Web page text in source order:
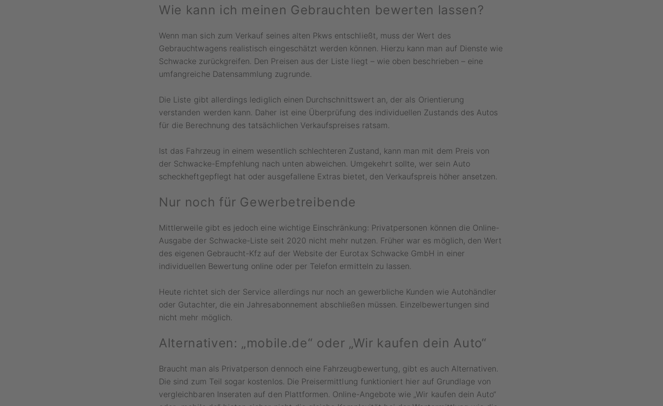
Wie kann ich meinen Gebrauchten bewerten lassen?
Wenn man sich zum Verkauf seines alten Pkws entschließt, muss der Wert des
Gebrauchtwagens realistisch eingeschätzt werden können. Hierzu kann man auf Dienste wie
Schwacke zurückgreifen. Den Preisen aus der Liste liegt – wie oben beschrieben – eine
umfangreiche Datensammlung zugrunde.
Die Liste gibt allerdings lediglich einen Durchschnittswert an, der als Orientierung
verstanden werden kann. Daher ist eine Überprüfung des individuellen Zustands des Autos
für die Berechnung des tatsächlichen Verkaufspreises ratsam.
Ist das Fahrzeug in einem wesentlich schlechteren Zustand, kann man mit dem Preis von
der Schwacke-Empfehlung nach unten abweichen. Umgekehrt sollte, wer sein Auto
scheckheftgepflegt hat oder ausgefallene Extras bietet, den Verkaufspreis höher ansetzen.
Nur noch für Gewerbetreibende
Mittlerweile gibt es jedoch eine wichtige Einschränkung: Privatpersonen können die Online-
Ausgabe der Schwacke-Liste seit 2020 nicht mehr nutzen. Früher war es möglich, den Wert
des eigenen Gebraucht-Kfz auf der Website der Eurotax Schwacke GmbH in einer
individuellen Bewertung online oder per Telefon ermitteln zu lassen.
Heute richtet sich der Service allerdings nur noch an gewerbliche Kunden wie Autohändler
oder Gutachter, die ein Jahresabonnement abschließen müssen. Einzelbewertungen sind
nicht mehr möglich.
Alternativen: „mobile.de“ oder „Wir kaufen dein Auto“
Braucht man als Privatperson dennoch eine Fahrzeugbewertung, gibt es auch Alternativen.
Die sind zum Teil sogar kostenlos. Die Preisermittlung funktioniert hier auf Grundlage von
vergleichbaren Inseraten auf den Plattformen. Online-Angebote wie „Wir kaufen dein Auto“